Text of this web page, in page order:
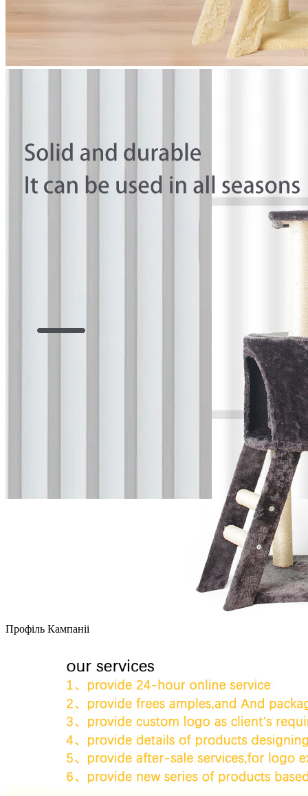
Профіль Кампаніі